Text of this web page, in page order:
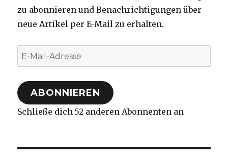
zu abonnieren und Benachrichtigungen über
neue Artikel per E-Mail zu erhalten.
E-
Mail-
Adresse
ABONNIEREN
Schließe dich 52 anderen Abonnenten an